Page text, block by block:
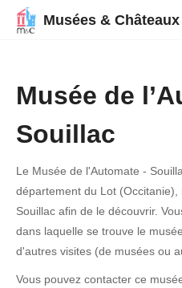
Musées & Châteaux
Musée de
Souillac
Le Musée de l'Automate -
département du Lot
Souillac afin de le découvrir.
dans laquelle se trouve le
d'autres visites (de musées ou
Vous pouvez contacter ce